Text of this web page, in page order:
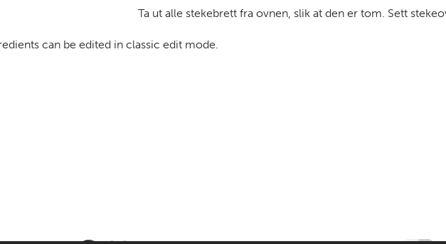
Ta ut alle stekebrett fra ovnen, slik at den er tom. Sett
can be edited in classic edit mode.